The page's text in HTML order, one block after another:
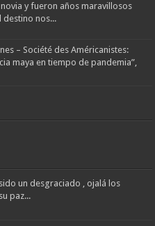
y fueron años maravillosos
destino nos...
– Société des Américanistes:
maya en tiempo de pandemia”,
un desgraciado , ojalá los
paz...